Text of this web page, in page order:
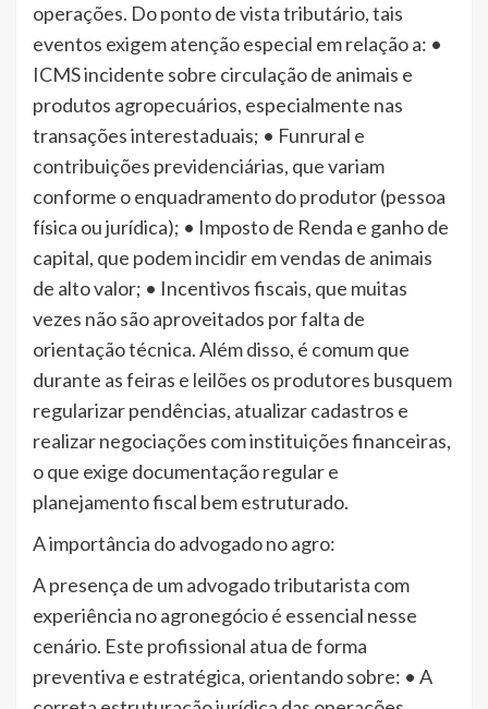
operações. Do ponto de vista tributário, tais
eventos exigem atenção especial em relação a: •
ICMS incidente sobre circulação de animais e
produtos agropecuários, especialmente nas
transações interestaduais; • Funrural e
contribuições previdenciárias, que variam
conforme o enquadramento do produtor (pessoa
física ou jurídica); • Imposto de Renda e ganho de
capital, que podem incidir em vendas de animais
de alto valor; • Incentivos fiscais, que muitas
vezes não são aproveitados por falta de
orientação técnica. Além disso, é comum que
durante as feiras e leilões os produtores busquem
regularizar pendências, atualizar cadastros e
realizar negociações com instituições financeiras,
o que exige documentação regular e
planejamento fiscal bem estruturado.
A importância do advogado no agro:
A presença de um advogado tributarista com
experiência no agronegócio é essencial nesse
cenário. Este profissional atua de forma
preventiva e estratégica, orientando sobre: • A